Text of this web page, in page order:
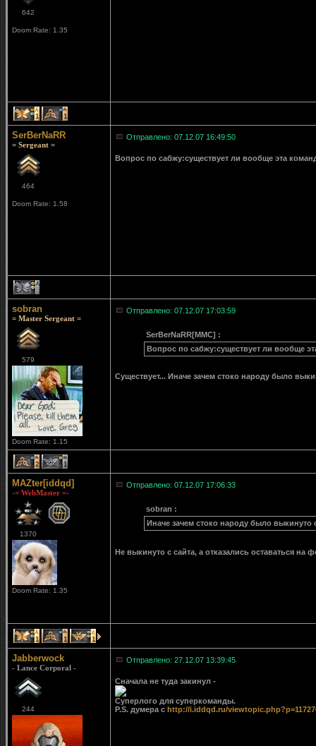
642
Doom Rate: 1.35
1 1
SerBerNaRR
= Sergeant =
464
Doom Rate: 1.58
Отправлено: 07.12.07 16:49:50
Вопрос по сабжу:существует ли вообще эта
1
sobran
= Master Sergeant =
579
Doom Rate: 1.15
Отправлено: 07.12.07 17:03:59
SerBerNaRR[MMC] :
Вопрос по сабжу:существует ли вообще
Существует... Иначе зачем стоко народу было
2 1
MAZter[iddqd]
-= WebMaster =-
1370
Doom Rate: 1.35
Отправлено: 07.12.07 17:06:33
sobran :
Иначе зачем стоко народу было выкинуто
Не выкинуто с сайта, а отказались оставаться
1 1 1
Jabberwock
- Lance Corporal -
244
Отправлено: 27.12.07 13:39:45
Сначала не туда закинул -
Суперлого для суперкоманды.
P.S. думера с http://i.iddqd.ru/